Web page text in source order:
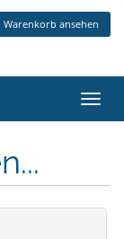
Warenkorb ansehen
ein-/